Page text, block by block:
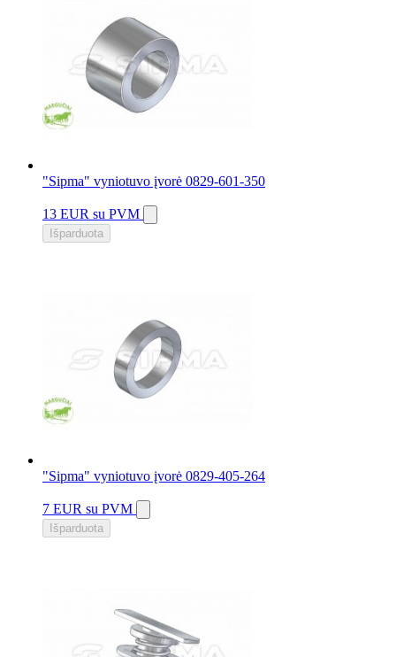
"Sipma" vyniotuvo įvorė 0829-601-350
13 EUR su PVM
Išparduota
"Sipma" vyniotuvo įvorė 0829-405-264
7 EUR su PVM
Išparduota